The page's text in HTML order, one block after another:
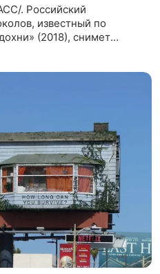
. Российский
известный по
(2018), снимет